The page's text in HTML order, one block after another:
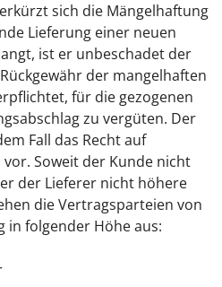
sich die Mängelhaftung
Lieferung einer neuen
ist er unbeschadet der
der mangelhaften
für die gezogenen
zu vergüten. Der
Fall das Recht auf
Soweit der Kunde nicht
der Lieferer nicht höhere
die Vertragsparteien von
in folgender Höhe aus: